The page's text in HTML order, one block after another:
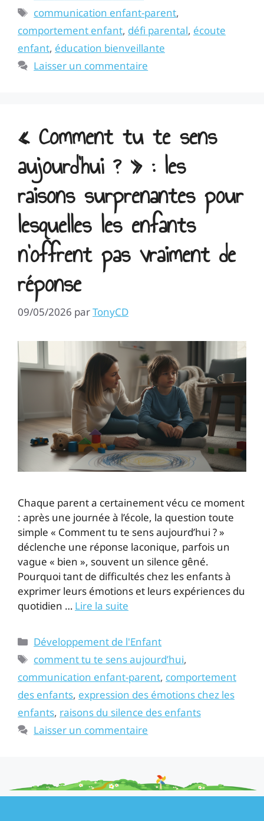
communication enfant-parent,
comportement enfant, défi parental, écoute
enfant, éducation bienveillante
Laisser un commentaire
« Comment tu te sens
aujourd’hui ? » : les
raisons surprenantes pour
lesquelles les enfants
n’offrent pas vraiment de
réponse
09/05/2026 parTonyCD
Chaque parent a certainement vécu ce moment
: après une journée à l’école, la question toute
simple « Comment tu te sens aujourd’hui ? »
déclenche une réponse laconique, parfois un
vague « bien », souvent un silence gêné.
Pourquoi tant de difficultés chez les enfants à
exprimer leurs émotions et leurs expériences du
quotidien … Lire la suite
Développement de l'Enfant
comment tu te sens aujourd’hui,
communication enfant-parent, comportement
des enfants, expression des émotions chez les
enfants, raisons du silence des enfants
Laisser un commentaire